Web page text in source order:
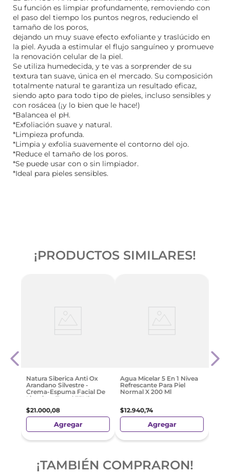
Su función es limpiar profundamente, removiendo con
el paso del tiempo los puntos negros, reduciendo el
tamaño de los poros,
dejando un muy suave efecto exfoliante y traslúcido en
la piel. Ayuda a estimular el flujo sanguíneo y promueve
la renovación celular de la piel.
Se utiliza humedecida, y te vas a sorprender de su
textura tan suave, única en el mercado. Su composición
totalmente natural te garantiza un resultado eficaz,
siendo apto para todo tipo de pieles, incluso sensibles y
con rosácea (¡y lo bien que le hace!)
*Balancea el pH.
*Exfoliación suave y natural.
*Limpieza profunda.
*Limpia y exfolia suavemente el contorno del ojo.
*Reduce el tamaño de los poros.
*Se puede usar con o sin limpiador.
*Ideal para pieles sensibles.
¡PRODUCTOS SIMILARES!
Natura Siberica Anti Ox
Arandano Silvestre -
Crema-Espuma Facial De
Limpieza Travel 75Ml
$21.000,08
Agregar
Agua Micelar 5 En 1 Nivea
Refrescante Para Piel
Normal X 200 Ml
$12.940,74
Agregar
¡TAMBIÉN COMPRARON!